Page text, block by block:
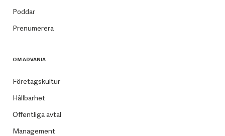
Poddar
Prenumerera
OM ADVANIA
Företagskultur
Hållbarhet
Offentliga avtal
Management